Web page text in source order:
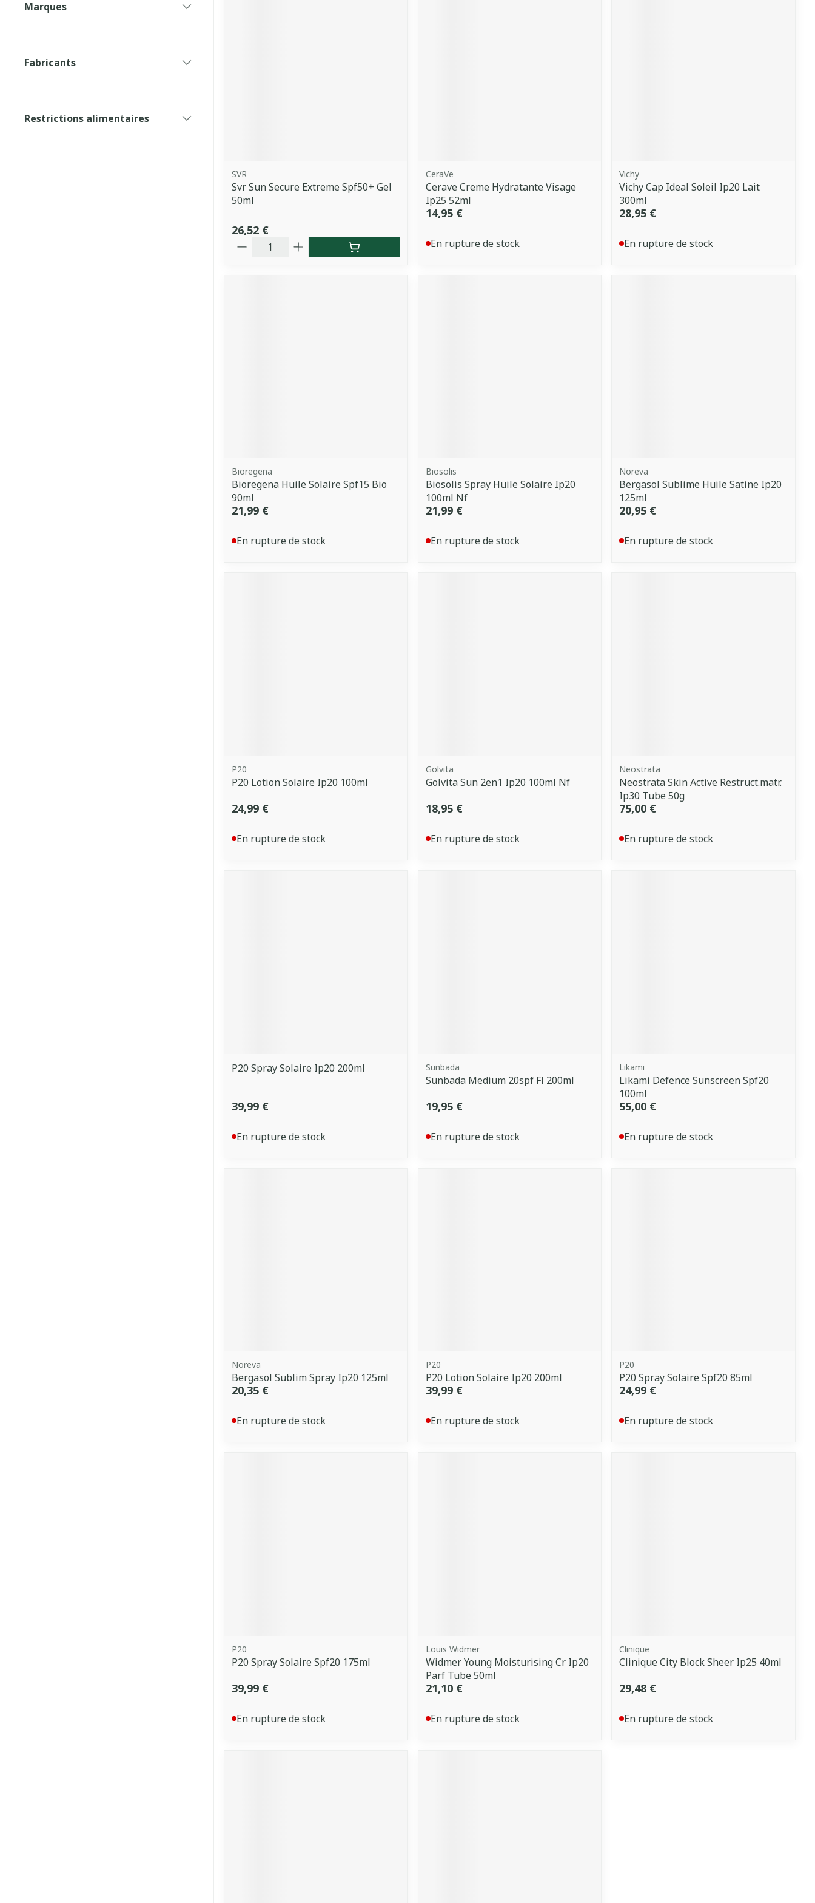
Marques
Fabricants
Restrictions alimentaires
SVR
Svr Sun Secure Extreme Spf50+ Gel
50ml
26,52 €
Quantité
CeraVe
Cerave Creme Hydratante Visage
Ip25 52ml
14,95 €
En rupture de stock
Vichy
Vichy Cap Ideal Soleil Ip20 Lait
300ml
28,95 €
En rupture de stock
Bioregena
Bioregena Huile Solaire Spf15 Bio
90ml
21,99 €
En rupture de stock
Biosolis
Biosolis Spray Huile Solaire Ip20
100ml Nf
21,99 €
En rupture de stock
Noreva
Bergasol Sublime Huile Satine Ip20
125ml
20,95 €
En rupture de stock
P20
P20 Lotion Solaire Ip20 100ml
24,99 €
En rupture de stock
Golvita
Golvita Sun 2en1 Ip20 100ml Nf
18,95 €
En rupture de stock
Neostrata
Neostrata Skin Active Restruct.matr.
Ip30 Tube 50g
75,00 €
En rupture de stock
P20 Spray Solaire Ip20 200ml
39,99 €
En rupture de stock
Sunbada
Sunbada Medium 20spf Fl 200ml
19,95 €
En rupture de stock
Likami
Likami Defence Sunscreen Spf20
100ml
55,00 €
En rupture de stock
Noreva
Bergasol Sublim Spray Ip20 125ml
20,35 €
En rupture de stock
P20
P20 Lotion Solaire Ip20 200ml
39,99 €
En rupture de stock
P20
P20 Spray Solaire Spf20 85ml
24,99 €
En rupture de stock
P20
P20 Spray Solaire Spf20 175ml
39,99 €
En rupture de stock
Louis Widmer
Widmer Young Moisturising Cr Ip20
Parf Tube 50ml
21,10 €
En rupture de stock
Clinique
Clinique City Block Sheer Ip25 40ml
29,48 €
En rupture de stock